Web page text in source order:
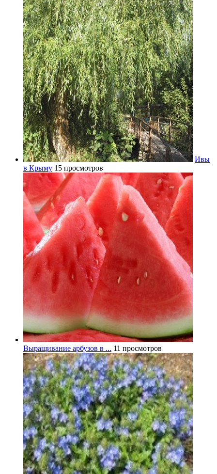
Ивы
в Крыму 15 просмотров
Выращивание арбузов в ... 11 просмотров